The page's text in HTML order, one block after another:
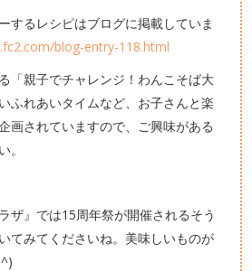
するレシピはブログに掲載していま
blog-entry-118.html
「親子でチャレンジ！わんこそば大
ふれあいタイムなど、お子さんと楽
画されていますので、ご興味がある
。
ザ』では15周年祭が開催されるそう
てみてくださいね。美味しいものが